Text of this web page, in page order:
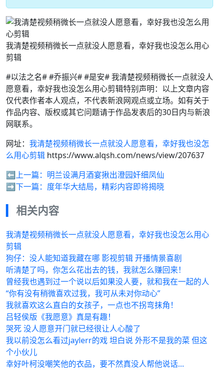
我清楚视频稍微长一点就没人愿意看，幸好我也没怎么用心
剪辑
#以法之名# #乔振兴# #是安# 我清楚视频稍微长一点就没人
愿意看，幸好我也没怎么用心剪辑特别声明：以上文章内容
仅代表作者本人观点，不代表新浪网观点或立场。如有关于
作品内容、版权或其它问题请于作品发表后的30日内与新浪
网联系。
网址： 我清楚视频稍微长一点就没人愿意看，幸好我也没怎
么用心剪辑 https://www.alqsh.com/news/view/207637
⬅️上一篇： 明兰设满月酒宴揪出澄园奸细凤仙
➡️下一篇： 度年华大结局，精彩内容即将揭晓
相关内容
我清楚视频稍微长一点就没人愿意看，幸好我也没怎么用心
剪辑
狗仔：没人能知道我藏在哪 影视剪辑 开播情景喜剧
听清楚了吗，你怎么花出去的钱，我就怎么赚回来！
曾经我也遇到过一个说以后如果没人要，就和我在一起的人
“你有没有稍微喜欢过我，我可从未对你动心”
我就喜欢这么直白的女孩子，一点也不拐弯抹角！
吕轻侯版《我愿意》真是有趣！
哭死 没人愿意开门就已经很让人心酸了
我以前没怎么看过jaylerr的戏 坦白说 外形不是我的菜 但这
个小伙儿
幸好叶柯没嘲笑他的衣品，要不然真没人帮他说话…